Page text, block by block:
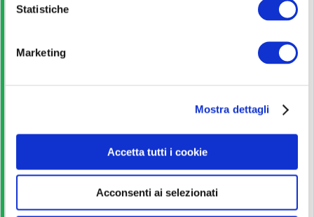
Statistiche
Marketing
Mostra dettagli
Accetta tutti i cookie
Acconsenti ai selezionati
Scarica
Guida allo studio